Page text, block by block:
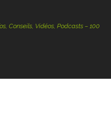
Vidéos, Podcasts – 100 %